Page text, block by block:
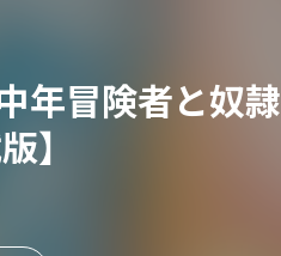
年冒険者と奴隷
】